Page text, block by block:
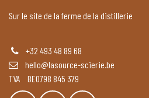
Sur le site de la ferme de la distillerie
+32 493 48 89 68
hello@lasource-scierie.be
TVA BE0798 845 379